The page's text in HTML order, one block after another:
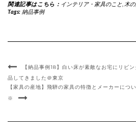
関連記事はこちら： インテリア・家具のこと 木
Tags: 納品事例
【納品事例18】白い床が素敵なお宅にリビ
品してきました＠東京
【家具の産地】飛騨の家具の特徴とメーカーに
※